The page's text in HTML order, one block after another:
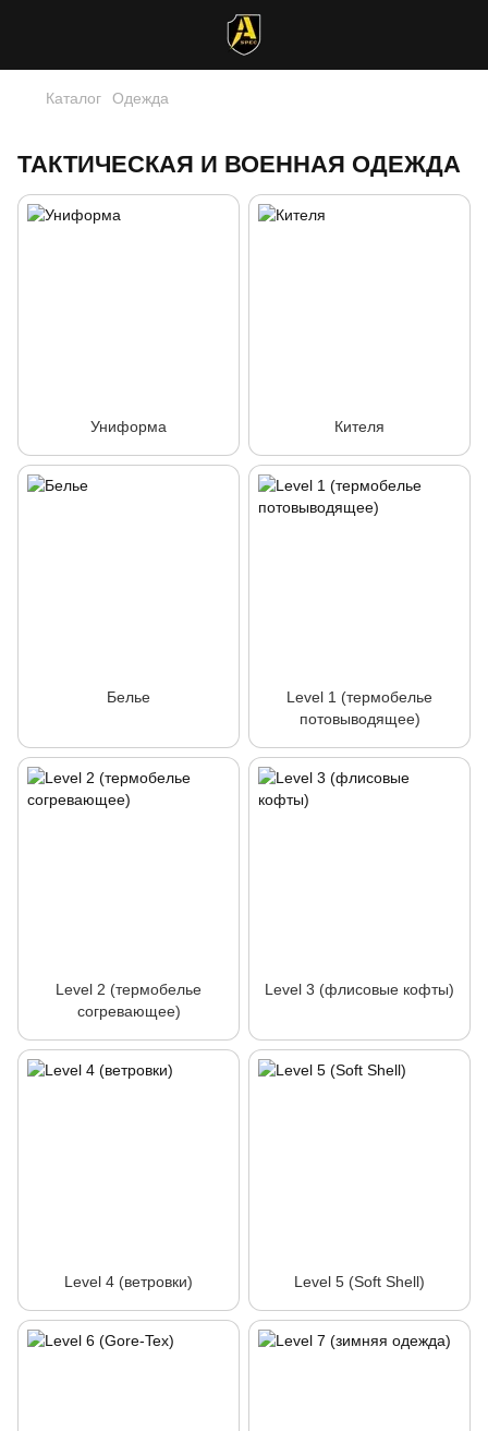
Каталог Одежда
ТАКТИЧЕСКАЯ И ВОЕННАЯ ОДЕЖДА
Униформа Кителя
Белье
Level 1 (термобелье
потовыводящее)
Level 2 (термобелье
согревающее)
Level 3 (флисовые кофты)
Level 4 (ветровки) Level 5 (Soft Shell)